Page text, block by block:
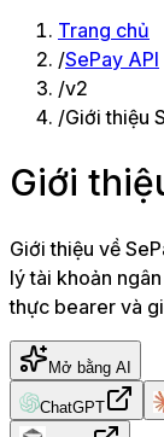
Trang chủ
/SePay API
/v2
/Giới thiệu
Giới
Giới thiệu về
lý tài khoản
thực bearer và
Mở bằng AI
ChatGPT